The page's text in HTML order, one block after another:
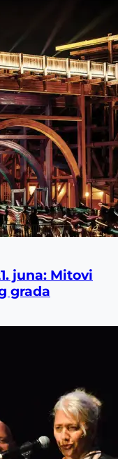
juna: Mitovi
grada